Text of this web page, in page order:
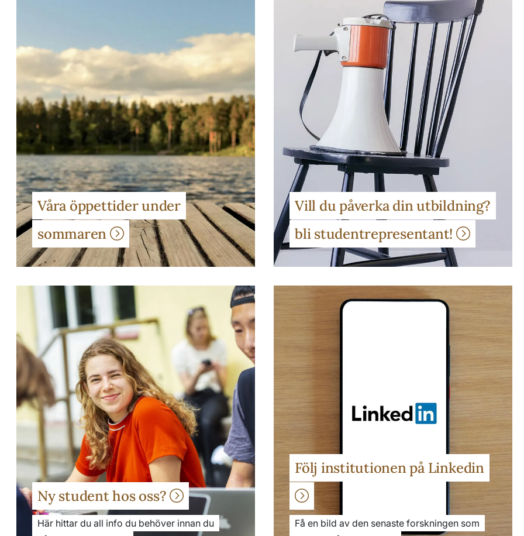
Våra öppettider under
sommaren
Ny student hos oss?
Här hittar du all info du behöver innan du
Vill du påverka din utbildning?
bli studentrepresentant!
Följ institutionen på Linkedin
Få en bild av den senaste forskningen som